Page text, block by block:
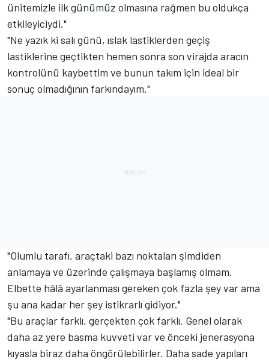
ünitemizle ilk günümüz olmasına rağmen bu oldukça
etkileyiciydi."
"Ne yazık ki salı günü, ıslak lastiklerden geçiş
lastiklerine geçtikten hemen sonra son virajda aracın
kontrolünü kaybettim ve bunun takım için ideal bir
sonuç olmadığının farkındayım."
"Olumlu tarafı, araçtaki bazı noktaları şimdiden
anlamaya ve üzerinde çalışmaya başlamış olmam.
Elbette hâlâ ayarlanması gereken çok fazla şey var ama
şu ana kadar her şey istikrarlı gidiyor."
"Bu araçlar farklı, gerçekten çok farklı. Genel olarak
daha az yere basma kuvveti var ve önceki jenerasyona
kıyasla biraz daha öngörülebilirler. Daha sade yapıları